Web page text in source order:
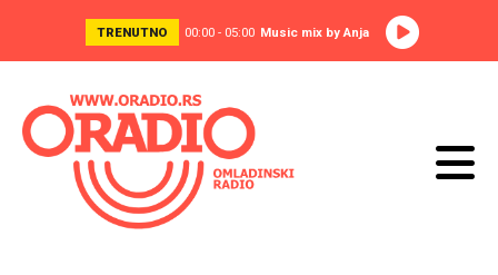
TRENUTNO 00:00 - 05:00 Music mix by Anja